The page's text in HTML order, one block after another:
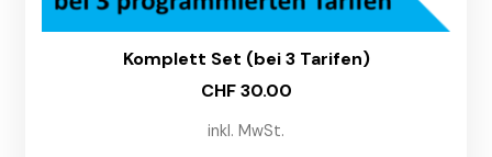
Komplett Set (bei 3 Tarifen)
CHF30.00
inkl. MwSt.